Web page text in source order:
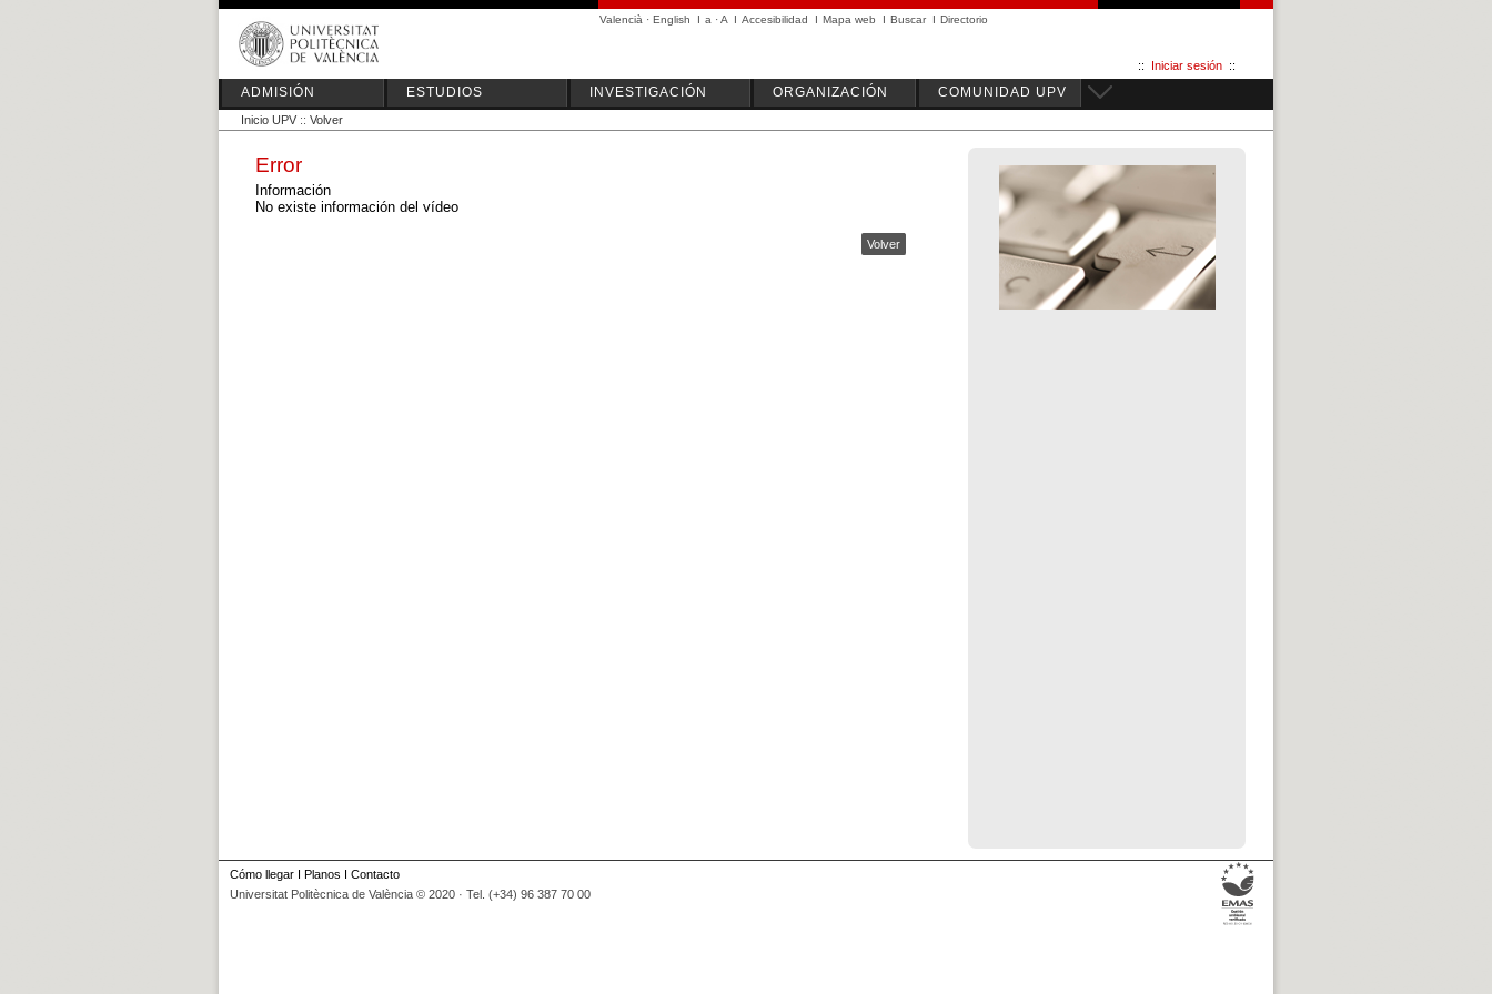
Valencià · English I a ·A I Accesibilidad I Mapa web I Buscar I Directorio
:: Iniciar sesión ::
ADMISIÓN ESTUDIOS INVESTIGACIÓN ORGANIZACIÓN COMUNIDAD UPV
Inicio UPV :: Volver
Error
Información
No existe información del vídeo
Volver
Cómo llegar I Planos I Contacto
Universitat Politècnica de València © 2020 · Tel. (+34) 96 387 70 00